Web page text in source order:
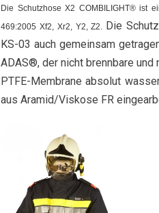
Die Schutzhose X2 COMBILIGHT® ist
469:2005 Xf2, Xr2, Y2, Z2. Die
KS-03 auch gemeinsam
ADAS®, der nicht brennbare
PTFE-Membrane absolut
aus Aramid/Viskose FR